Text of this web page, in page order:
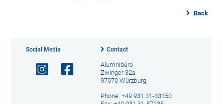
Back
Social Media Contact
Alumnibüro
Zwinger 32a
97070 Würzburg
Phone: +49 931 31-83150